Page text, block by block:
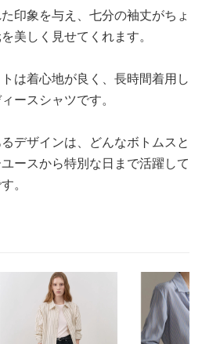
印象を与え、七分の袖丈がちょ
美しく見せてくれます。
は着心地が良く、長時間着用し
ースシャツです。
デザインは、どんなボトムスと
ースから特別な日まで活躍して
。